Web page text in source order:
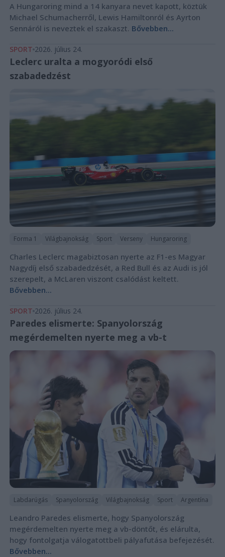
A Hungaroring mind a 14 kanyara nevet kapott, köztük
Michael Schumacherről, Lewis Hamiltonról és Ayrton
Sennáról is neveztek el szakaszt. Bővebben...
SPORT 2026. július 24.
Leclerc uralta a mogyoródi első
szabadedzést
Forma 1 Világbajnokság Sport Verseny Hungaroring
Charles Leclerc magabiztosan nyerte az F1-es Magyar
Nagydíj első szabadedzését, a Red Bull és az Audi is jól
szerepelt, a McLaren viszont csalódást keltett.
Bővebben...
SPORT 2026. július 24.
Paredes elismerte: Spanyolország
megérdemelten nyerte meg a vb-t
Labdarúgás Spanyolország Világbajnokság Sport Argentína
Leandro Paredes elismerte, hogy Spanyolország
megérdemelten nyerte meg a vb-döntőt, és elárulta,
hogy fontolgatja válogatottbeli pályafutása befejezését.
Bővebben...